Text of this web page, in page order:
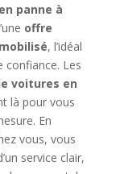
panne à
offre
, l’idéal
confiance. Les
voitures en
là pour vous
En
vous, vous
service clair,